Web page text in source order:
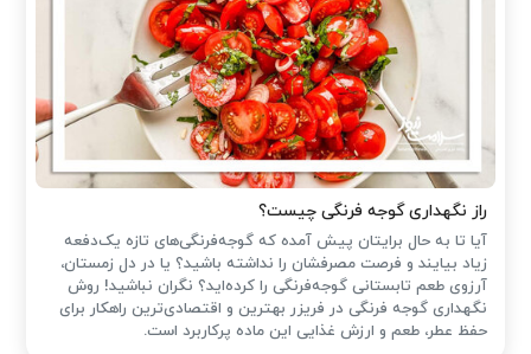
راز نگهداری گوجه فرنگی چیست؟
آیا تا به حال برایتان پیش آمده که گوجه‌فرنگی‌های تازه یک‌دفعه
زیاد بیایند و فرصت مصرفشان را نداشته باشید؟ یا در دل زمستان،
آرزوی طعم تابستانی گوجه‌فرنگی را کرده‌اید؟ نگران نباشید! روش
نگهداری گوجه فرنگی در فریزر بهترین و اقتصادی‌ترین راهکار برای
حفظ عطر، طعم و ارزش غذایی این ماده پرکاربرد است.